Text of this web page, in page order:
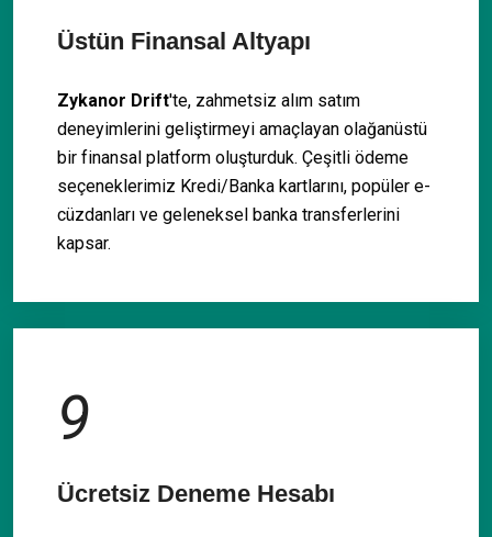
Üstün Finansal Altyapı
Zykanor Drift'te, zahmetsiz alım satım
deneyimlerini geliştirmeyi amaçlayan olağanüstü
bir finansal platform oluşturduk. Çeşitli ödeme
seçeneklerimiz Kredi/Banka kartlarını, popüler e-
cüzdanları ve geleneksel banka transferlerini
kapsar.
9
Ücretsiz Deneme Hesabı